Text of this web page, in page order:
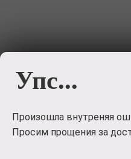
Упс...
Произошла внутреняя
Просим прощения за